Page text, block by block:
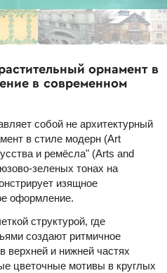
орнамент в
в современном
собой не архитектурный
в стиле модерн (Art
и ремёсла" (Arts and
зеленых тонах на
изящное
оформление.
структурой, где
создают ритмичное
верхней и нижней частях
цветочные мотивы в круглых